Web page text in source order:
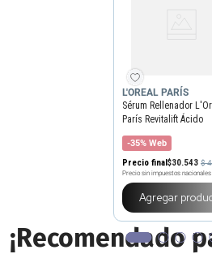
L'OREAL PARÍS
Sérum Rellenador
París Revitalift Ácido
Hialurónico x 30 ml
-35% Web
Precio final$30.543 $
Precio sin impuestos nacionales
Agregar
¡Recomendado